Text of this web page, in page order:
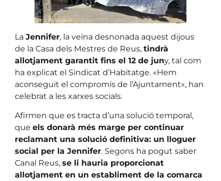
La Jennifer, la veïna desnonada aquest dijous
de la Casa dels Mestres de Reus, tindrà
allotjament garantit fins el 12 de juny, tal com
ha explicat el Sindicat d’Habitatge. «Hem
aconseguit el compromís de l’Ajuntament», han
celebrat a les xarxes socials.
Afirmen que es tracta d’una solució temporal,
que els donarà més marge per continuar
reclamant una solució definitiva: un lloguer
social per la Jennifer. Segons ha pogut saber
Canal Reus, se li hauria proporcionat
allotjament en un establiment de la comarca